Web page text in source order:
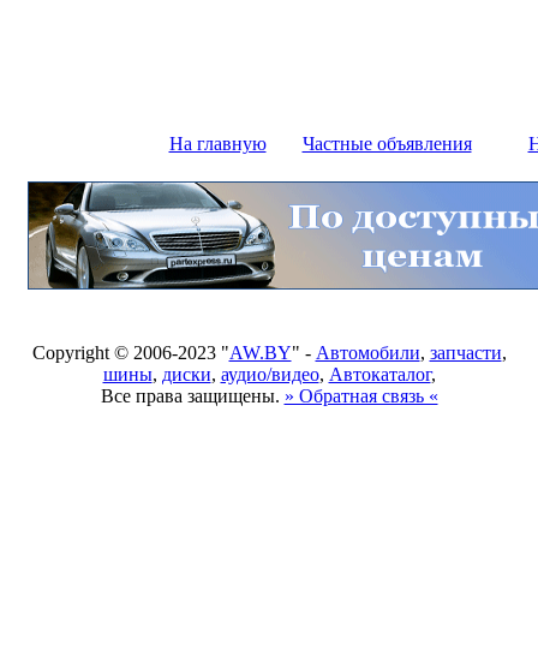
На главную Частные объявления
Copyright © 2006-2023 "AW.BY" - Автомобили, запчасти,
шины, диски, аудио/видео, Автокаталог,
Все права защищены. » Обратная связь «